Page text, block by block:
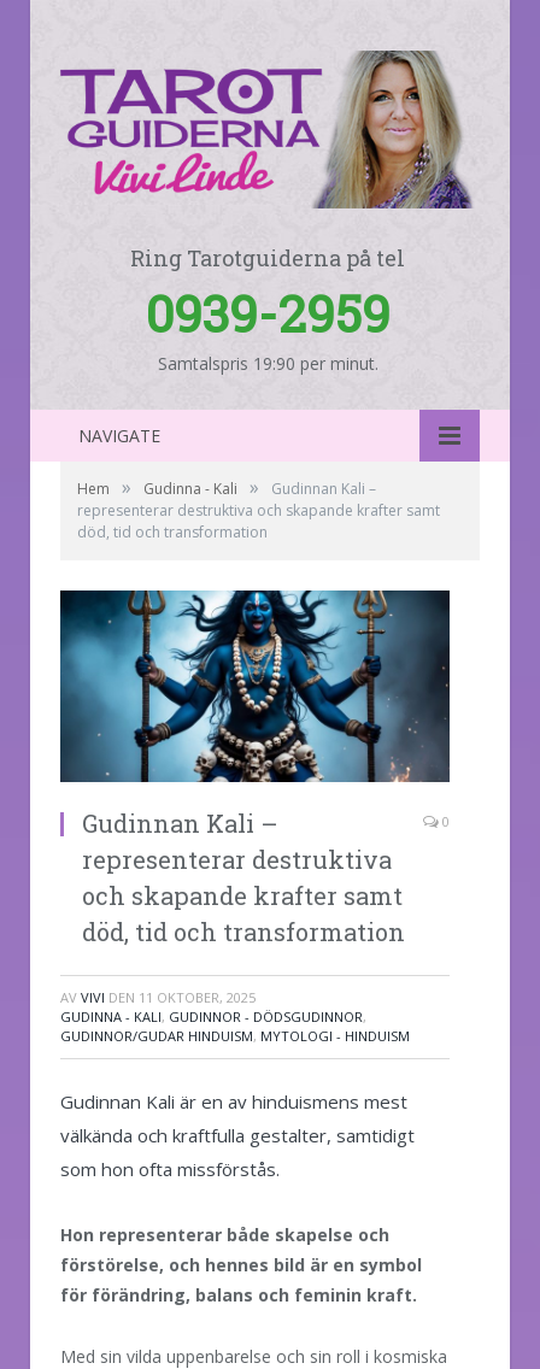
Ring Tarotguiderna på tel
0939-2959
Samtalspris 19:90 per minut.
NAVIGATE
Hem » Gudinna - Kali »
Gudinnan Kali –
representerar destruktiva och skapande krafter samt
död, tid och transformation
Gudinnan Kali –
representerar destruktiva
och skapande krafter samt
död, tid och transformation
0
AV VIVI DEN 11 OKTOBER, 2025
GUDINNA - KALI, GUDINNOR - DÖDSGUDINNOR,
GUDINNOR/GUDAR HINDUISM, MYTOLOGI - HINDUISM
Gudinnan Kali är en av hinduismens mest
välkända och kraftfulla gestalter, samtidigt
som hon ofta missförstås.
Hon representerar både skapelse och
förstörelse, och hennes bild är en symbol
för förändring, balans och feminin kraft.
Med sin vilda uppenbarelse och sin roll i kosmiska